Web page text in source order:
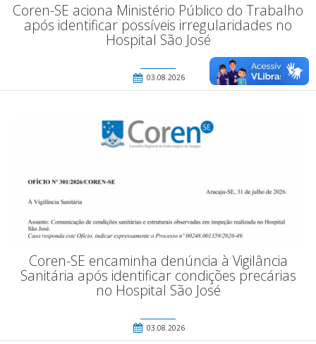
Coren-SE aciona Ministério Público do Trabalho
após identificar possíveis irregularidades no
Hospital São José
03.08.2026
Coren-SE encaminha denúncia à Vigilância
Sanitária após identificar condições precárias
no Hospital São José
03.08.2026